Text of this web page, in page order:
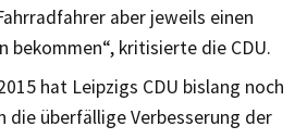
aber jeweils einen
bekommen“, kritisierte die CDU.
hat Leipzigs CDU bislang noch
die überfällige Verbesserung der